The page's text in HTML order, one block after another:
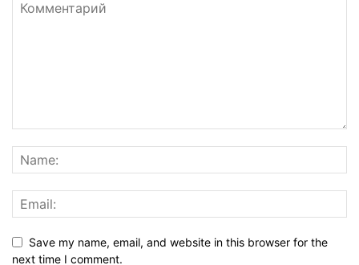
Save my name, email, and website in this browser for the
next time I comment.